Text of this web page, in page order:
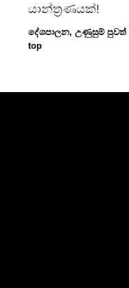
යාන්ත්‍රණයක්!
දේශපාලන,උණුසුම් පුවත්
top